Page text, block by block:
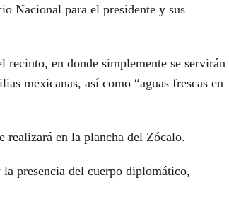
Nacional para el presidente y sus
en donde simplemente se servirán
mexicanas, así como “aguas frescas en
realizará en la plancha del Zócalo.
presencia del cuerpo diplomático,